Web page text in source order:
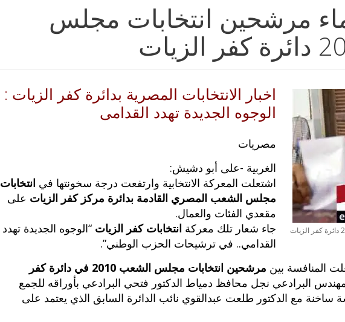
مرشحين انتخابات مجلس
اخبار الانتخابات المصرية بدائرة كفر الزيات :
الوجوه الجديدة تهدد القدامى
مصريات
الغربية -على أبو دشيش:
اشتعلت المعركة الانتخابية وارتفعت درجة سخونتها في انتخابات
مجلس الشعب المصري القادمة بدائرة مركز كفر الزيات على
مقعدي الفئات والعمال.
جاء شعار تلك معركة انتخابات كفر الزيات “الوجوه الجديدة تهدد
القدامي.. في ترشيحات الحزب الوطني”.
المنافسة بين
مرشحين انتخابات مجلس الشعب 2010 في دائرة كفر
البرادعي نجل محافظ دمياط الدكتور فتحي البرادعي بأوراقه للجمع
ساخنة مع الدكتور طلعت عبدالقوي نائب الدائرة السابق الذي يعتمد على